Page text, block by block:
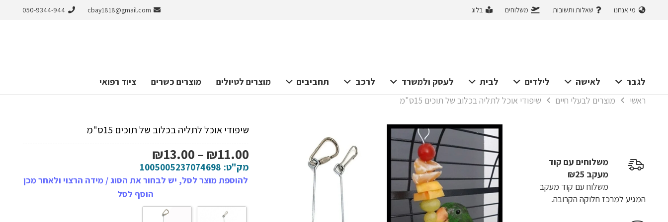
מי אנחנו שאלות ותשובות משלוחים בלוג cbay1818@gmail.com
050-9344-944
לגבר לאישה לילדים לבית לעסק ולמשרד לרכב תחביבים מוצרים לטיולים מוצרים כשרים
ציוד רפואי
ראשי
מוצרים לבעלי חיים שיפודי אוכל לתליה בכלוב של תוכים 15ס"מ
שיפודי אוכל לתליה בכלוב של תוכים 15ס"מ
₪11.00
–
₪13.00
מחירים:
עד
⁦₪13.00⁩
מק"ט: 1005005237074698
להוספת מוצר לסל, יש לבחור את הסוג / מידה הרצוי ולאחר מכן
הוסף לסל
משלוחים עם קוד
מעקב ₪25
משלוח​ עם קוד מעקב
המגיע למרכז חלוקה הקרובה.